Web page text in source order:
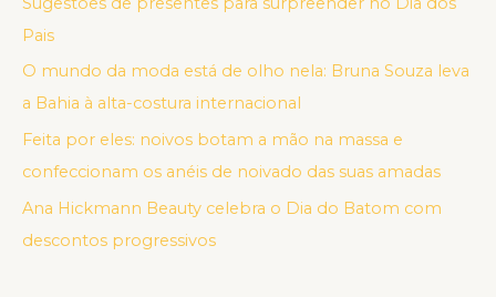
Pais
O mundo da moda está de olho nela: Bruna Souza leva
a Bahia à alta-costura internacional
Feita por eles: noivos botam a mão na massa e
confeccionam os anéis de noivado das suas amadas
Ana Hickmann Beauty celebra o Dia do Batom com
descontos progressivos